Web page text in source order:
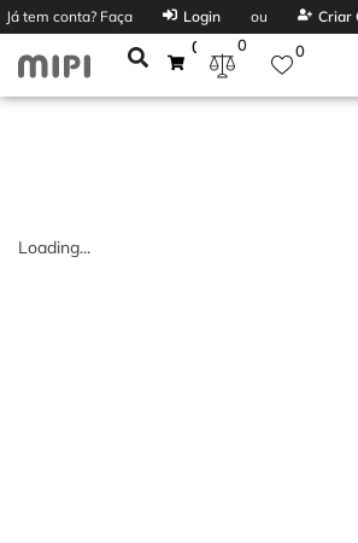
Já tem conta? Faça Login ou Criar
0 0 0
Loading...